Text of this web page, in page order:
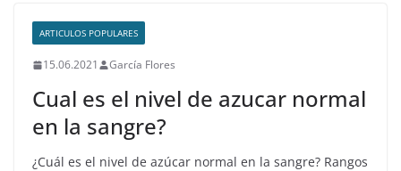
ARTICULOS POPULARES
15.06.2021 García Flores
Cual es el nivel de azucar normal
en la sangre?
¿Cuál es el nivel de azúcar normal en la sangre? Rangos